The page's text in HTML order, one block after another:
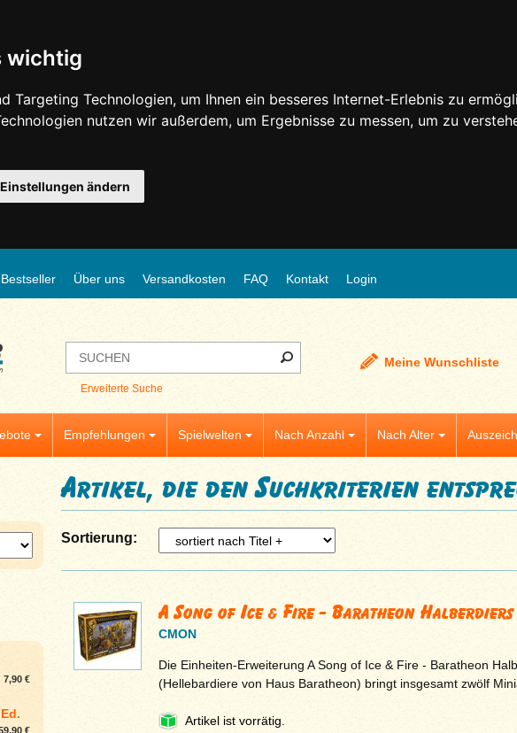
wichtig
Targeting Technologien, um Ihnen ein besseres Internet-Erlebnis zu
nutzen wir außerdem, um Ergebnisse zu messen, um zu
Einstellungen ändern
Bestseller Über uns Versandkosten FAQ Kontakt Login
Erweiterte Suche
Meine Wunschliste
Empfehlungen Spielwelten Nach Anzahl Nach Alter
7,90 €
€
Artikel, die den Suchkriterien
Sortierung:
A Song of Ice & Fire - Baratheon
CMON
Die Einheiten-Erweiterung A Song of Ice & Fire - Baratheon
(Hellebardiere von Haus Baratheon) bringt insgesamt zwölf
Artikel ist vorrätig.